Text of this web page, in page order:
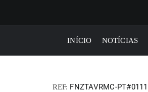
INÍCIO NOTÍCIAS
REF: FNZTAVRMC-PT#0111